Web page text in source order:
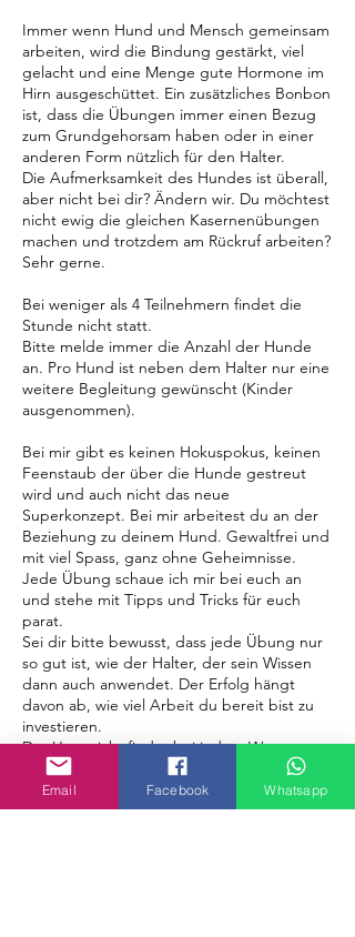
Immer wenn Hund und Mensch gemeinsam
arbeiten, wird die Bindung gestärkt, viel
gelacht und eine Menge gute Hormone im
Hirn ausgeschüttet. Ein zusätzliches Bonbon
ist, dass die Übungen immer einen Bezug
zum Grundgehorsam haben oder in einer
anderen Form nützlich für den Halter.
Die Aufmerksamkeit des Hundes ist überall,
aber nicht bei dir? Ändern wir. Du möchtest
nicht ewig die gleichen Kasernenübungen
machen und trotzdem am Rückruf arbeiten?
Sehr gerne.
Bei weniger als 4 Teilnehmern findet die
Stunde nicht statt.
Bitte melde immer die Anzahl der Hunde
an. Pro Hund ist neben dem Halter nur eine
weitere Begleitung gewünscht (Kinder
ausgenommen).
Bei mir gibt es keinen Hokuspokus, keinen
Feenstaub der über die Hunde gestreut
wird und auch nicht das neue
Superkonzept. Bei mir arbeitest du an der
Beziehung zu deinem Hund. Gewaltfrei und
mit viel Spass, ganz ohne Geheimnisse.
Jede Übung schaue ich mir bei euch an
und stehe mit Tipps und Tricks für euch
parat.
Sei dir bitte bewusst, dass jede Übung nur
so gut ist, wie der Halter, der sein Wissen
dann auch anwendet. Der Erfolg hängt
davon ab, wie viel Arbeit du bereit bist zu
investieren.
Der Unterricht findet bei jedem Wetter statt
(Unwetter ausgenommen). Kleide dich also
bitte entsprechend.
Email Facebook Whatsapp